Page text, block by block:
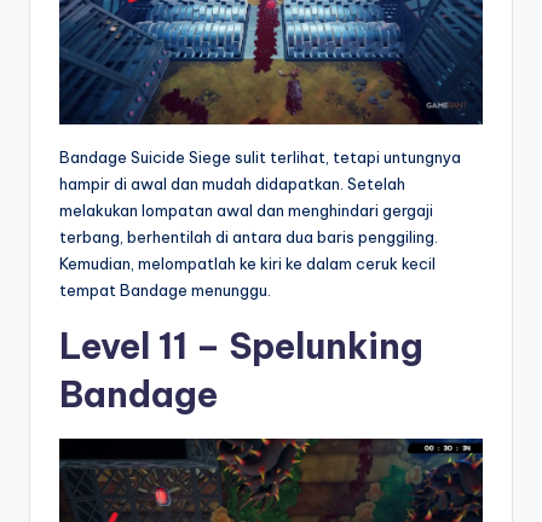
Bandage Suicide Siege sulit terlihat, tetapi untungnya
hampir di awal dan mudah didapatkan. Setelah
melakukan lompatan awal dan menghindari gergaji
terbang, berhentilah di antara dua baris penggiling.
Kemudian, melompatlah ke kiri ke dalam ceruk kecil
tempat Bandage menunggu.
Level 11 – Spelunking
Bandage